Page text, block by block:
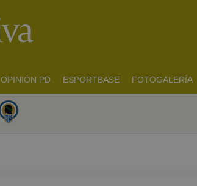
OPINIÓN PD ESPORTBASE FOTOGALERÍA